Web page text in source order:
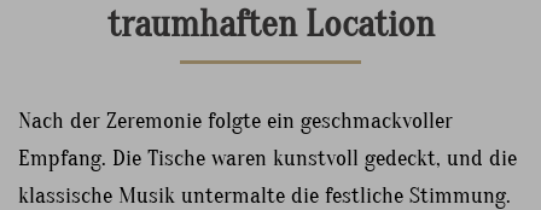
traumhaften Location
Nach der Zeremonie folgte ein geschmackvoller
Empfang. Die Tische waren kunstvoll gedeckt, und die
klassische Musik untermalte die festliche Stimmung.